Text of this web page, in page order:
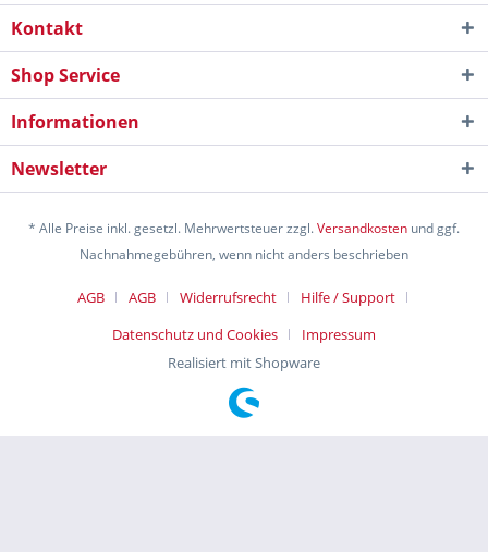
Kontakt
Shop Service
Informationen
Newsletter
* Alle Preise inkl. gesetzl. Mehrwertsteuer zzgl.Versandkosten und ggf.
Nachnahmegebühren, wenn nicht anders beschrieben
AGB AGB Widerrufsrecht
Hilfe / Support
Datenschutz und Cookies
Impressum
Realisiert mit Shopware